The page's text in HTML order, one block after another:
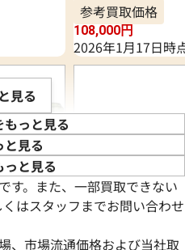
参考買取価格
108,000円
2026年1月17日時
見る
っと見る
見る
と見る
す。また、一部買取できない
はスタッフまでお問い合わせ
、市場流通価格および当社取